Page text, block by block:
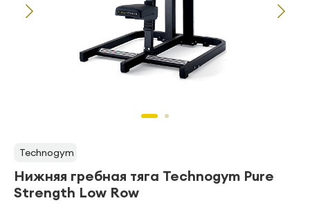
Technogym
Нижняя гребная тяга Technogym Pure
Strength Low Row